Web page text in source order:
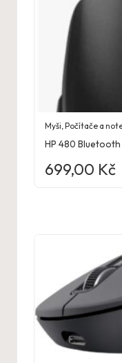
Myši,Počítače a
HP 480 Bluetooth
699,00 Kč